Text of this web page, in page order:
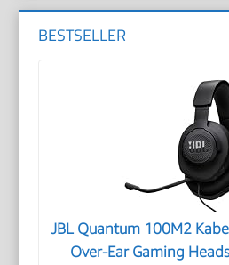
BESTSELLER
JBL Quantum 100M2
Over-Ear Gaming